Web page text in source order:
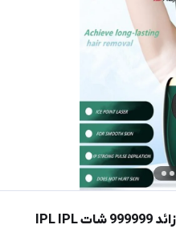
دستگاه لیزر از بین بردن موهای زائد 999999 شات IPL IPL